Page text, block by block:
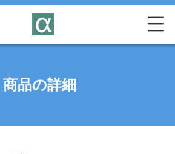
商品の詳細